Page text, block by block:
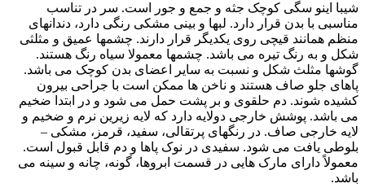
شیبا اینو سگی کوچک جثه و جمع و جور است. سر در تناسب
مناسبی با بدن قرار دارد. لبها و بینی مشکی رنگی دارد، دندانهای
منظم همانند قیچی روی یکدیگر قرار دارند. چشمها عمیق و مثلثی
شکل و به رنگ تیره می باشد. چشمها معمولا سیاه رنگ هستند.
گوشها مثلث شکل و نسبت به سایر اعضای بدن کوچک می باشد.
پاهای جلو صاف هستند و ناخن ها ممکن است با جراحی بیرون
کشیده شوند. دم حلقوی و بر پشت حمل می شود و در ابتدا ضخیم
می باشد. پوشش خارجی دولایه دارد که لایه زیرین نرم و ضخیم و
لایه خارجی صاف. در رنگهای پرتقالی، سفید، قرمز، مشکی –
بلوطی یافت می شود. سفیدی در نوک پاها و دم قابل قبول است.
معمولاً دارای مارک هایی در قسمت ابروها، گونه، چانه و سینه می
باشد.